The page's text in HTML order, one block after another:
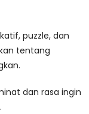
puzzle, dan
tentang
dan rasa ingin